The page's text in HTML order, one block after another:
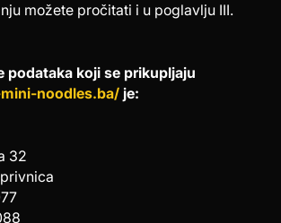
možete pročitati i u poglavlju III.
podataka koji se prikupljaju
noodles.ba/ je:
32